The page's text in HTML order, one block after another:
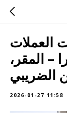
العملات
– المقر،
الضريبي
2026-01-27 11:58